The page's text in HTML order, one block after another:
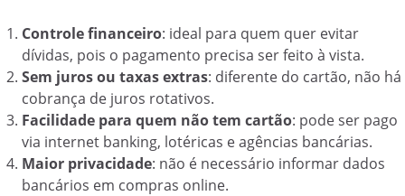
Controle financeiro: ideal para quem quer evitar
dívidas, pois o pagamento precisa ser feito à vista.
Sem juros ou taxas extras: diferente do cartão, não há
cobrança de juros rotativos.
Facilidade para quem não tem cartão: pode ser pago
via internet banking, lotéricas e agências bancárias.
Maior privacidade: não é necessário informar dados
bancários em compras online.